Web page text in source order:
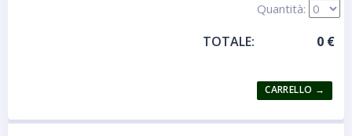
Quantità:
TOTALE: